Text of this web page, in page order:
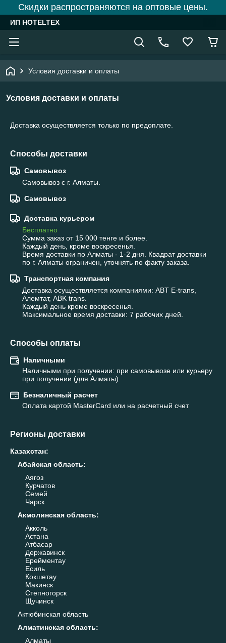
Скидки распространяются на оптовые цены.
ИП HOTELTEX
Условия доставки и оплаты
Условия доставки и оплаты
Доставка осуществляется только по предоплате.
Способы доставки
Самовывоз
Самовывоз с г. Алматы.
Самовывоз
Доставка курьером
Бесплатно
Сумма заказ от 15 000 тенге и более.
Каждый день, кроме воскресенья.
Время доставки по Алматы - 1-2 дня. Квадрат доставки
по г. Алматы ограничен, уточнять по факту заказа.
Транспортная компания
Доставка осуществляется компаниями: ABT E-trans,
Алемтат, ABK trans.
Каждый день кроме воскресенья.
Максимальное время доставки: 7 рабочих дней.
Способы оплаты
Наличными
Наличными при получении: при самовывозе или курьеру
при получении (для Алматы)
Безналичный расчет
Оплата картой MasterCard или на расчетный счет
Регионы доставки
Казахстан:
Абайская область:
Аягоз
Курчатов
Семей
Чарск
Акмолинская область:
Акколь
Астана
Атбасар
Державинск
Ерейментау
Есиль
Кокшетау
Макинск
Степногорск
Щучинск
Актюбинская область
Алматинская область:
Алматы